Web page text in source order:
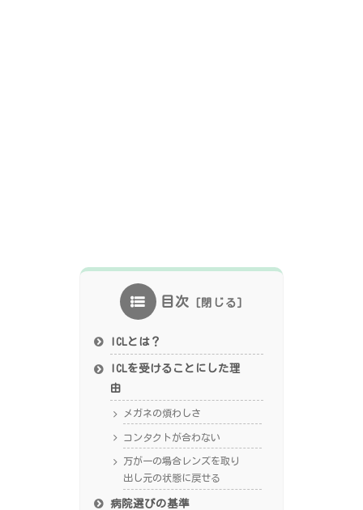
目次
ICLとは？
ICLを受けることにした理
由
メガネの煩わしさ
コンタクトが合わない
万が一の場合レンズを取り
出し元の状態に戻せる
病院選びの基準